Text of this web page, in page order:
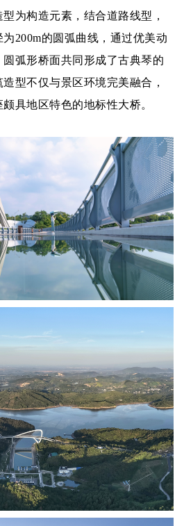
型为构造元素，结合道路线型，
200m的圆弧曲线，通过优美动
弧形桥面共同形成了古典琴的
型不仅与景区环境完美融合，
具地区特色的地标性大桥。